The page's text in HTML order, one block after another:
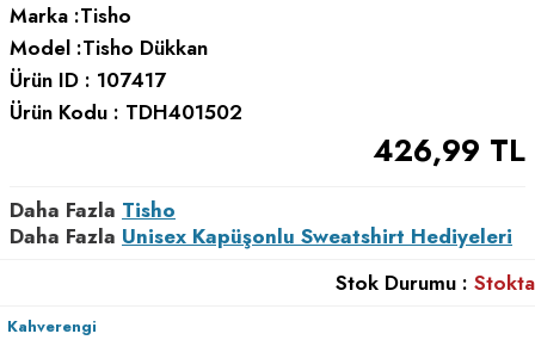
Marka :Tisho
Model :Tisho Dükkan
Ürün ID : 107417
Ürün Kodu : TDH401502
426,99 TL
Daha Fazla Tisho
Daha Fazla Unisex Kapüşonlu Sweatshirt Hediyeleri
Stok Durumu : Stokta
Kahverengi